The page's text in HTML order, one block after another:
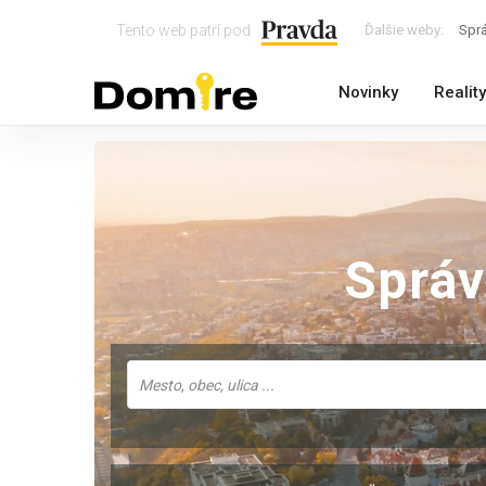
Tento web patrí pod Ďalšie weby:
Novinky Reality